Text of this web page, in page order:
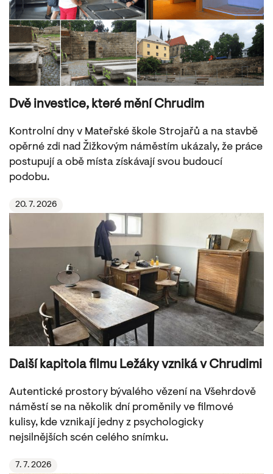
Dvě investice, které mění Chrudim
Kontrolní dny v Mateřské škole Strojařů a na stavbě
opěrné zdi nad Žižkovým náměstím ukázaly, že práce
postupují a obě místa získávají svou budoucí
podobu.
20. 7. 2026
Další kapitola filmu Ležáky vzniká v Chrudimi
Autentické prostory bývalého vězení na Všehrdově
náměstí se na několik dní proměnily ve filmové
kulisy, kde vznikají jedny z psychologicky
nejsilnějších scén celého snímku.
7. 7. 2026